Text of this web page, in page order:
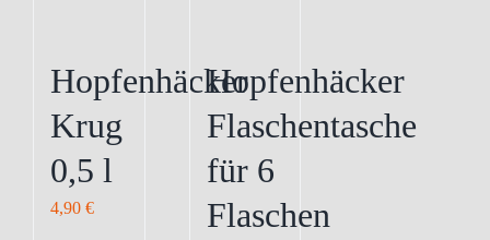
können
der
Produktseite
gewählt
können
der
Produktseite
gewählt
werden
Hopfenhäcker
Krug
0,5 l
4,90 €
Hopfenhäcker
Flaschentasche
für 6
Flaschen